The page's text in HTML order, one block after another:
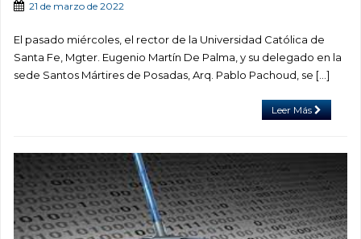
21 de marzo de 2022
El pasado miércoles, el rector de la Universidad Católica de
Santa Fe, Mgter. Eugenio Martín De Palma, y su delegado en la
sede Santos Mártires de Posadas, Arq. Pablo Pachoud, se […]
Leer Más